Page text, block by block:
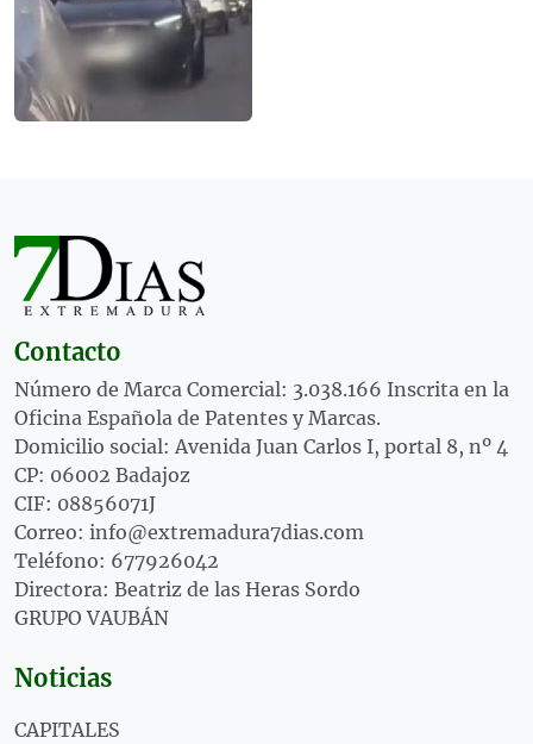
Contacto
Número de Marca Comercial: 3.038.166 Inscrita en la
Oficina Española de Patentes y Marcas.
Domicilio social: Avenida Juan Carlos I, portal 8, nº 4
CP: 06002 Badajoz
CIF: 08856071J
Correo: info@extremadura7dias.com
Teléfono: 677926042
Directora: Beatriz de las Heras Sordo
GRUPO VAUBÁN
Noticias
CAPITALES